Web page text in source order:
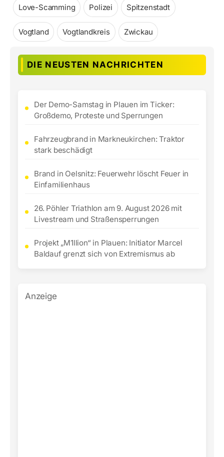
Love-Scamming Polizei Spitzenstadt
Vogtland Vogtlandkreis Zwickau
DIE NEUSTEN NACHRICHTEN
Der Demo-Samstag in Plauen im Ticker:
Großdemo, Proteste und Sperrungen
Fahrzeugbrand in Markneukirchen: Traktor
stark beschädigt
Brand in Oelsnitz: Feuerwehr löscht Feuer in
Einfamilienhaus
26. Pöhler Triathlon am 9. August 2026 mit
Livestream und Straßensperrungen
Projekt „M1llion“ in Plauen: Initiator Marcel
Baldauf grenzt sich von Extremismus ab
Anzeige